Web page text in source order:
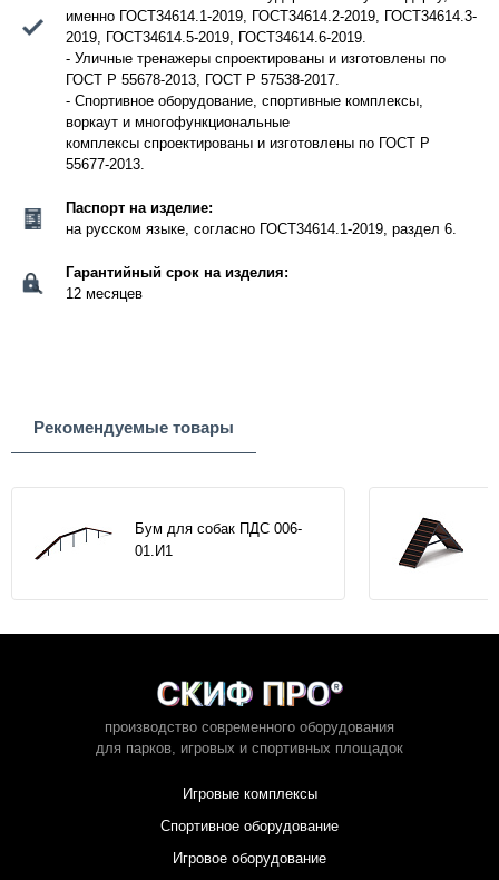
именно ГОСТ34614.1-2019, ГОСТ34614.2-2019, ГОСТ34614.3-
2019, ГОСТ34614.5-2019, ГОСТ34614.6-2019.
- Уличные тренажеры спроектированы и изготовлены по
ГОСТ Р 55678-2013, ГОСТ Р 57538-2017.
- Спортивное оборудование, спортивные комплексы,
воркаут и многофункциональные
комплексы спроектированы и изготовлены по ГОСТ Р
55677-2013.
Паспорт на изделие:
на русском языке, согласно ГОСТ34614.1-2019, раздел 6.
Гарантийный срок на изделия:
12 месяцев
Рекомендуемые товары
Бум для собак ПДС 006-
01.И1
производство современного оборудования
для парков, игровых и спортивных площадок
Игровые комплексы
Спортивное оборудование
Игровое оборудование